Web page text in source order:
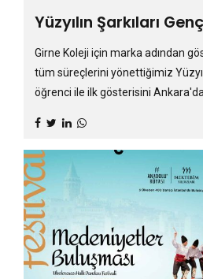
Yüzyılın Şarkıları
Girne Koleji için marka adından
tüm süreçlerini yönettiğimiz
öğrenci ile ilk gösterisini